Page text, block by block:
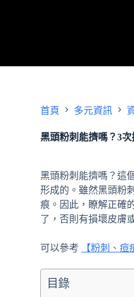
首頁 多元資訊
黑頭粉刺能擠嗎？3次
黑頭粉刺能擠嗎？這
形成的。雖然黑頭粉
痕。因此，瞭解正確
了，否則有損壞皮膚
可以參考 【粉刺、
目錄